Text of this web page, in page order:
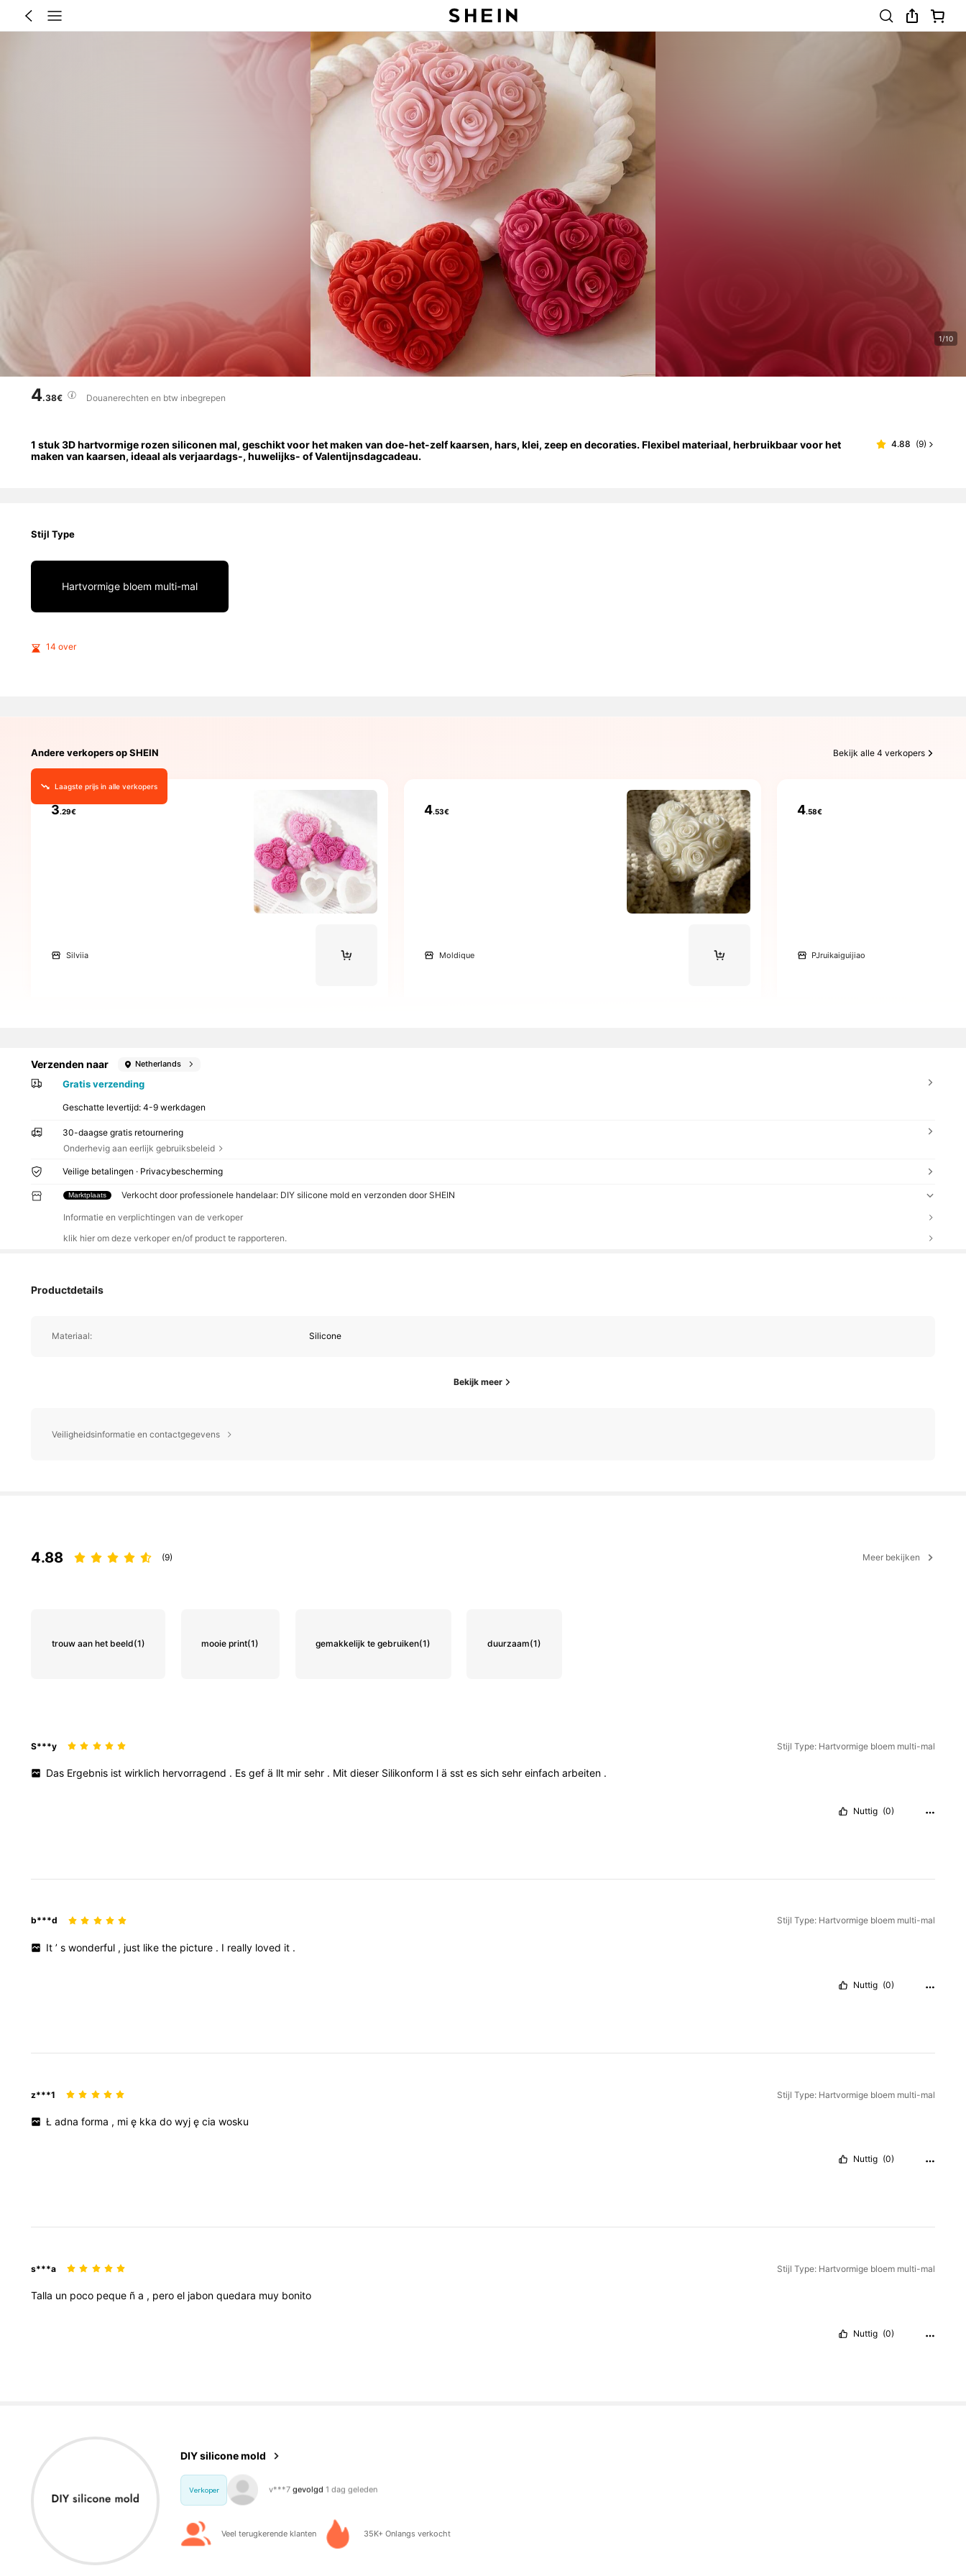
1/10
4.38€ Douanerechten en btw inbegrepen
1 stuk 3D hartvormige rozen siliconen mal, geschikt voor het maken van doe-het-zelf kaarsen, hars, klei, zeep en decoraties. Flexibel materiaal, herbruikbaar voor het
maken van kaarsen, ideaal als verjaardags-, huwelijks- of Valentijnsdagcadeau.
4.88 (9)
Stijl Type
Hartvormige bloem multi-mal
14 over
Andere verkopers op SHEIN Bekijk alle 4 verkopers
Laagste prijs in alle verkopers
3.29€
Silviia
4.53€
Moldique
4.58€
PJruikaiguijiao
Verzenden naar Netherlands
Gratis verzending
Geschatte levertijd:4-9 werkdagen
30-daagse gratis retournering
Onderhevig aan eerlijk gebruiksbeleid
Veilige betalingen · Privacybescherming
Marktplaats Verkocht door professionele handelaar: DIY silicone mold en verzonden door SHEIN
Informatie en verplichtingen van de verkoper
klik hier om deze verkoper en/of product te rapporteren.
Productdetails
Materiaal: Silicone
Bekijk meer
Veiligheidsinformatie en contactgegevens
4.88 (9) Meer bekijken
trouw aan het beeld(1) mooie print(1) gemakkelijk te gebruiken(1) duurzaam(1)
S***y Stijl Type: Hartvormige bloem multi-mal
Das Ergebnis istwirklich hervorragend . Esgefä llt mirsehr . Mitdieser Silikonform lässtessichsehreinfacharbeiten .
Nuttig (0)
b***d Stijl Type: Hartvormige bloem multi-mal
It’swonderful , just likethe picture . I really loved it .
Nuttig (0)
z***1 Stijl Type: Hartvormige bloem multi-mal
Ładnaforma , mię kkadowyjęciawosku
Nuttig (0)
s***a Stijl Type: Hartvormige bloem multi-mal
Talla un poco peque ñ a , pero el jabon quedara muy bonito
Nuttig (0)
DIY silicone mold
Verkoper n***7 is aan het browsen
Veel terugkerende klanten
35K+ Onlangs verkocht